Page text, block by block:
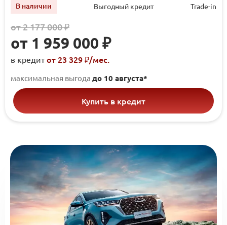
В наличии Выгодный кредит Trade-in
от 2 177 000 ₽
от 1 959 000 ₽
в кредитот 23 329 ₽/мec.
максимальная выгода до 10 августа*
Купить в кредит